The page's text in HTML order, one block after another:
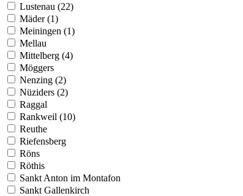
Lustenau (22)
Mäder (1)
Meiningen (1)
Mellau
Mittelberg (4)
Möggers
Nenzing (2)
Nüziders (2)
Raggal
Rankweil (10)
Reuthe
Riefensberg
Röns
Röthis
Sankt Anton im Montafon
Sankt Gallenkirch